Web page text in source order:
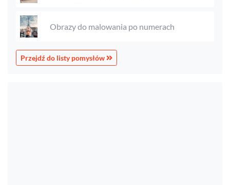
Obrazy do malowania po numerach
Przejdź do listy pomysłów